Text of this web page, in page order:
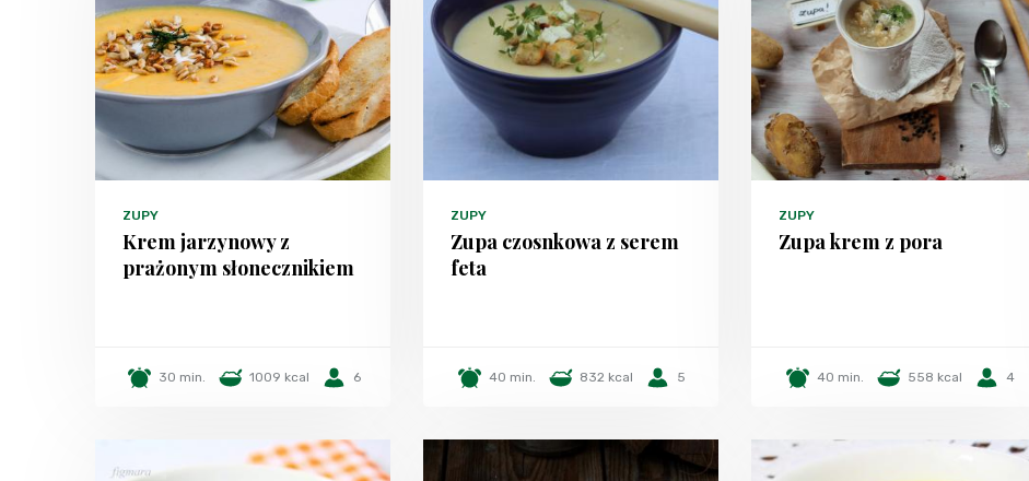
ZUPY
Krem jarzynowy z
prażonym słonecznikiem
30 min. 1009 kcal 6
ZUPY
Zupa czosnkowa z serem
feta
40 min. 832 kcal 5
ZUPY
Zupa krem z pora
40 min. 558 kcal 4